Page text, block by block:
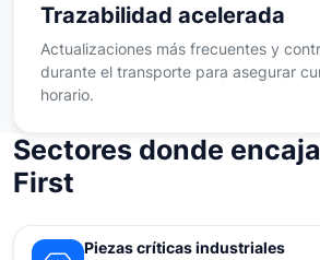
Trazabilidad acelerada
Actualizaciones más frecuentes y
durante el transporte para asegurar
horario.
Sectores donde
First
Piezas críticas industriales